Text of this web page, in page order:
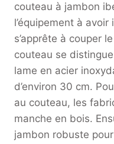
couteau à jambon
l’équipement à avoir
s’apprête à couper
couteau se
lame en acier
d’environ 30 cm.
au couteau, les
manche en bois.
jambon robuste